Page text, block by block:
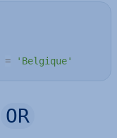
= 'Belgique'
OR